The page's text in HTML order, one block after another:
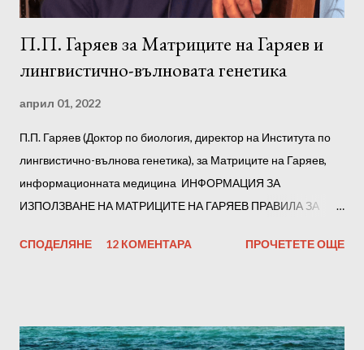
е
т
р
П.П. Гаряев за Матриците на Гаряев и
лингвистично-вълновата генетика
април 01, 2022
П.П. Гаряев (Доктор по биология, директор на Института по
лингвистично-вълнова генетика), за Матриците на Гаряев,
информационната медицина ИНФОРМАЦИЯ ЗА
ИЗПОЛЗВАНЕ НА МАТРИЦИТЕ НА ГАРЯЕВ ПРАВИЛА ЗА
Гаряев последователно. Но е възможно да го разделите на
части заедно. Субективно, въз основа на усещанията си, ще
СПОДЕЛЯНЕ 12 КОМЕНТАРА ПРОЧЕТЕТЕ ОЩЕ